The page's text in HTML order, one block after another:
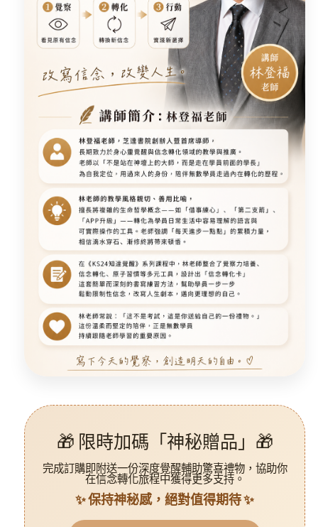
🎁 限時加碼「神秘贈品」🎁
完成訂購即附送一份深度覺醒輔助驚喜禮物，協助你
在信念轉化旅程中獲得更多支持。
✨ 保持神秘感，絕對值得期待 ✨